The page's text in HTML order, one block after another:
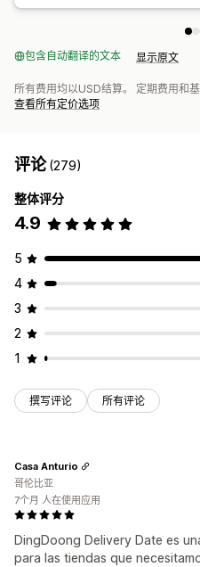
包含自动翻译的文本 显示原文
所有费用均以USD结算。 定期费用和
查看所有定价选项
评论(279)
整体评分
4.9
5
4
3
2
1
撰写评论 所有评论
DingDoong Delivery Date es
para las tiendas que
Casa Anturio
哥伦比亚
7个月 人在使用应用